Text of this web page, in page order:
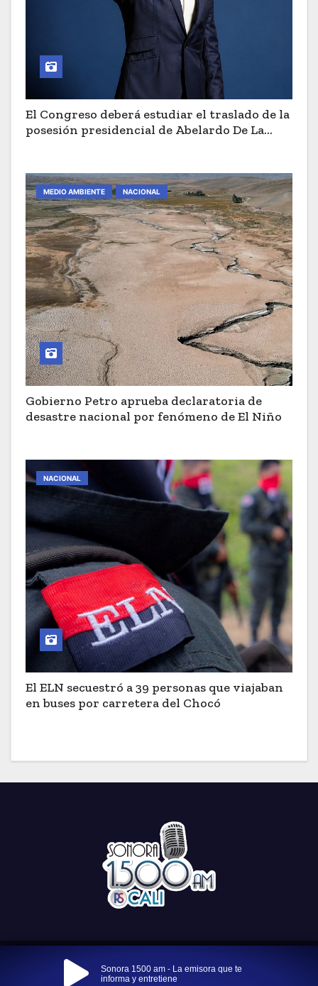
El Congreso deberá estudiar el traslado de la
posesión presidencial de Abelardo De La
MEDIO AMBIENTE NACIONAL
Gobierno Petro aprueba declaratoria de
desastre nacional por fenómeno de El Niño
NACIONAL
El ELN secuestró a 39 personas que viajaban
en buses por carretera del Chocó
Funciona gracias a WordPress |Tema: Newses por
Sonora 1500 am - La emisora que te
informa y entretiene